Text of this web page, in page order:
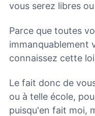
vous serez libres
Parce que toutes
immanquablement
connaissez cette
Le fait donc de
ou à telle école,
puisqu'en fait moi,